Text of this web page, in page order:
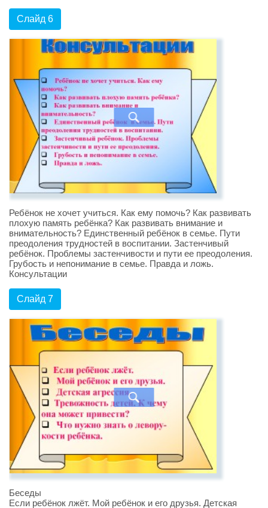
Слайд 6
Ребёнок не хочет учиться. Как ему помочь? Как развивать
плохую память ребёнка? Как развивать внимание и
внимательность? Единственный ребёнок в семье. Пути
преодоления трудностей в воспитании. Застенчивый
ребёнок. Проблемы застенчивости и пути ее преодоления.
Грубость и непонимание в семье. Правда и ложь.
Консультации
Слайд 7
Беседы
Если ребёнок лжёт. Мой ребёнок и его друзья. Детская